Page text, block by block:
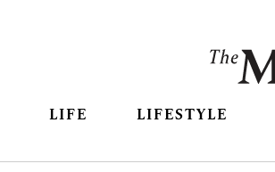
LIFE LIFESTYLE